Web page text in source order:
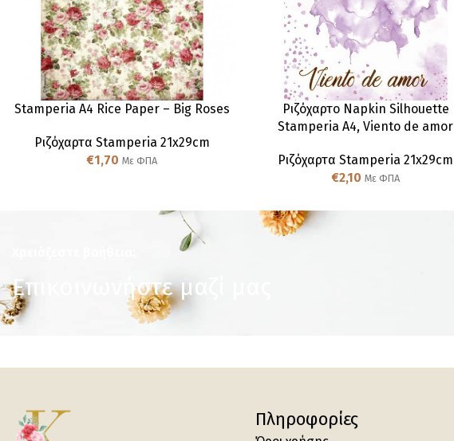
Stamperia A4 Rice Paper – Big Roses
Ριζόχαρτα Stamperia 21x29cm
€1,70 Με ΦΠΑ
Ριζόχαρτο Napkin Silhouette
Stamperia A4, Viento de amor
Ριζόχαρτα Stamperia 21x29cm
€2,10 Με ΦΠΑ
Επικοινωνήστε μαζί μας
Πληροφορίες